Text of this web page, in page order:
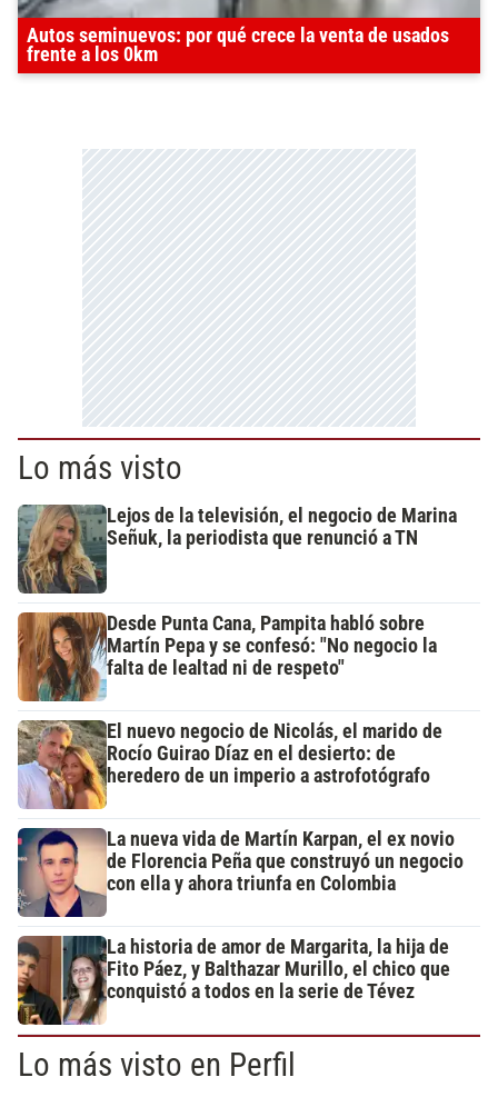
Autos seminuevos: por qué crece la venta de usados
frente a los 0km
Lo más visto
Lejos de la televisión, el negocio de Marina
Señuk, la periodista que renunció a TN
Desde Punta Cana, Pampita habló sobre
Martín Pepa y se confesó: "No negocio la
falta de lealtad ni de respeto"
El nuevo negocio de Nicolás, el marido de
Rocío Guirao Díaz en el desierto: de
heredero de un imperio a astrofotógrafo
La nueva vida de Martín Karpan, el ex novio
de Florencia Peña que construyó un negocio
con ella y ahora triunfa en Colombia
La historia de amor de Margarita, la hija de
Fito Páez, y Balthazar Murillo, el chico que
conquistó a todos en la serie de Tévez
Lo más visto en Perfil